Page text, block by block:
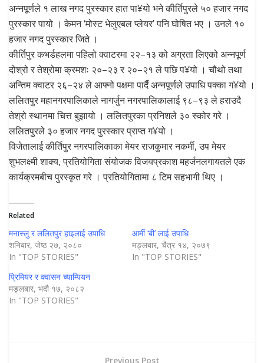
अन्नपूर्णले १ लाख नगद पुरस्कार हात पा¥यो भने कीर्तिपुरले ५० हजार नगद
पुरस्कार पायो । केमन ‘मोस्ट भेलुएबल प्लेयर’ पनि घोषित भए । उनले १०
हजार नगद पुरस्कार जिते ।
कीर्तिपुर कभर्डहलमा पहिलो क्वाटरमा २२–१३ को अग्रता लिएको अन्नपूर्ण
दोश्रो र तेश्रोमा क्रमशः २०–२३ र २०–२१ ले पछि प¥यो । चौथो तथा
अन्तिम क्वाटर २६–२४ ले आफ्नो पक्षमा पार्दै अन्नपूर्णले उपाधि पक्का ग¥यो ।
ललितपुर महानगरपालिकाले नागर्जुन नगरपालिकालाई ९८–९३ ले हराउदै
तेश्रो स्थानमा चित्त बुझायो । ललितपुरका प्रनिशले ३० स्कोर गरे ।
ललितपुरले ३० हजार नगद पुरस्कार प्राप्त ग¥यो ।
विजेतालाई कीर्तिपुर नगरपालिकाका मेयर राजकुमार नकर्मी, उप मेयर
शुभलक्ष्मी शाक्य, प्रतियोगिता संयोजक विजयप्रकाश महर्जनलगायतले एक
कार्यक्रमबीच पुरस्कृत गरे । प्रतियोगितामा ८ टिम सहभागी थिए ।
Related
मनास्लु र ललितपुर हाइलाई उपाधि
शनिबार, जेष्ठ २७, २०८०
In "TOP STORIES"
आर्मी ‘बी’ लाई उपाधि
मङ्लबार, चैत्र १४, २०७९
In "TOP STORIES"
प्रिमियर र क्वासन च्याम्पियन
मङ्लबार, भदौ १७, २०८२
In "TOP STORIES"
Previous Post